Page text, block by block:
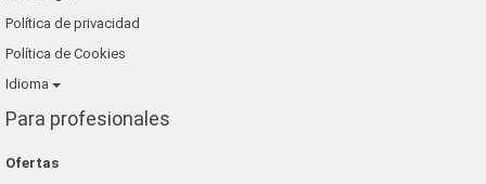
Política de privacidad
Política de Cookies
Idioma
Para profesionales
Ofertas